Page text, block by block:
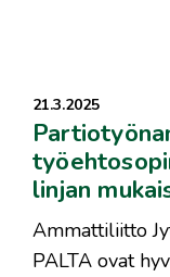
21.3.2025
linjan
Ammattiliitto
PALTA ovat